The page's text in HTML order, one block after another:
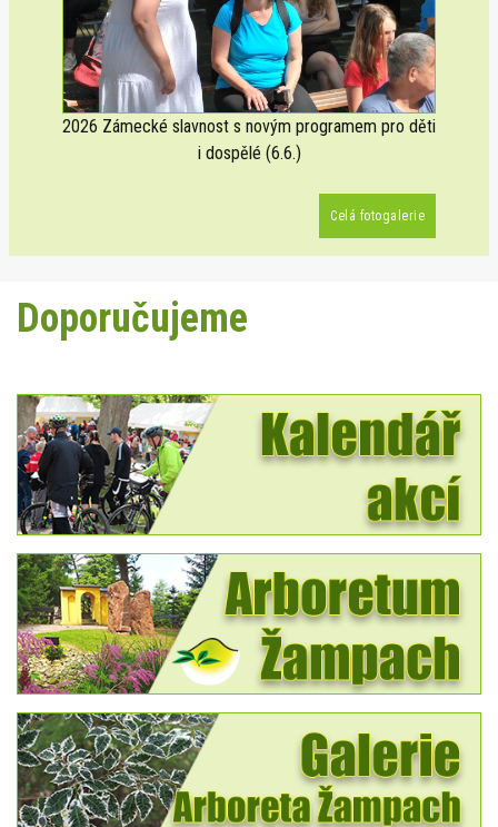
2026 Zámecké slavnost s novým programem pro děti
i dospělé (6.6.)
Celá fotogalerie
Doporučujeme